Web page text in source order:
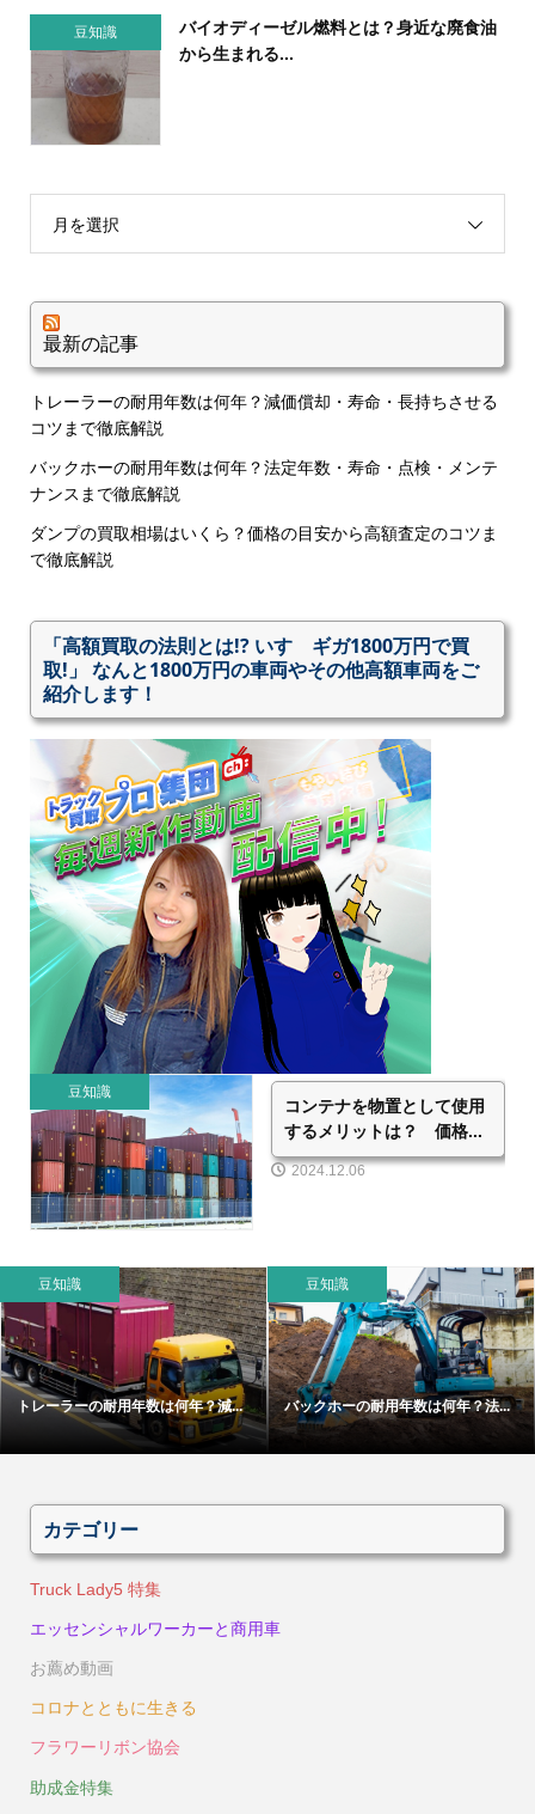
豆知識
コンテナを物置として使用
するメリットは？ 価格...
2024.12.06
豆知識
バイオディーゼル燃料とは？身近な廃食油
から生まれる...
月を選択
最新の記事
トレーラーの耐用年数は何年？減価償却・寿命・長持ちさせる
コツまで徹底解説
バックホーの耐用年数は何年？法定年数・寿命・点検・メンテ
ナンスまで徹底解説
ダンプの買取相場はいくら？価格の目安から高額査定のコツま
で徹底解説
「高額買取の法則とは!? いすゞギガ1800万円で買
取!」 なんと1800万円の車両やその他高額車両をご
紹介します！
豆知識
トレーラーの耐用年数は何年？減...
豆知識
バックホーの耐用年数は何年？法...
カテゴリー
Truck Lady5 特集
エッセンシャルワーカーと商用車
お薦め動画
コロナとともに生きる
フラワーリボン協会
助成金特集